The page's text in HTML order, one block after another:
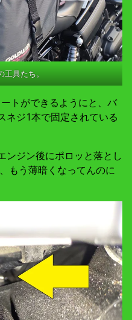
具たち。
トができるようにと、バ
ネジ1本で固定されている
ンジン後にポロッと落とし
う薄暗くなってんのに